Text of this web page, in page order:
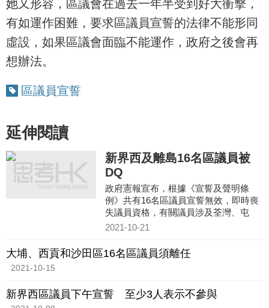
她又形容，區議會在過去一年半受到好大衝擊，
有如運作困難，要求區議員宣誓的法律不能形同
虛設，如果區議會面臨不能運作，政府之後會再
想辦法。
區議員宣誓
延伸閱讀
新界西及離島16名區議員被
DQ
政府憲報宣布，根據《宣誓及聲明條
例》共有16名區議員宣誓無效，即時喪
失議員資格，有關議員涉及荃灣、屯
門、元朗、葵青和離島區議會。
2021-10-21
大埔、西貢和沙田區16名區議員須離任
2021-10-15
新界西區議員下午宣誓 至少3人表示不參與